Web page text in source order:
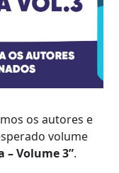
os autores e
volume
– Volume 3”.